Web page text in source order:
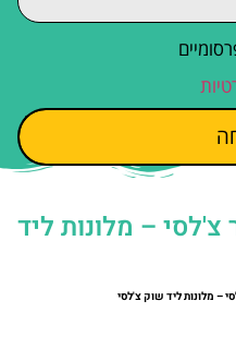
צ'לסי – מלונות ליד
– מלונות ליד שוק צ'לסי